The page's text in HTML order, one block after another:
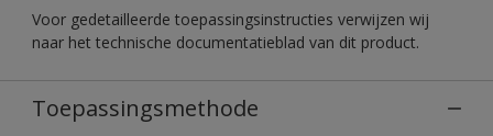
Voor gedetailleerde toepassingsinstructies verwijzen wij
naar het technische documentatieblad van dit product.
Toepassingsmethode